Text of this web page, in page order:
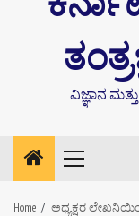
ವಿಜ್ಞಾನ
Primary
Home ಅಧ್ಯಕ್ಷರ